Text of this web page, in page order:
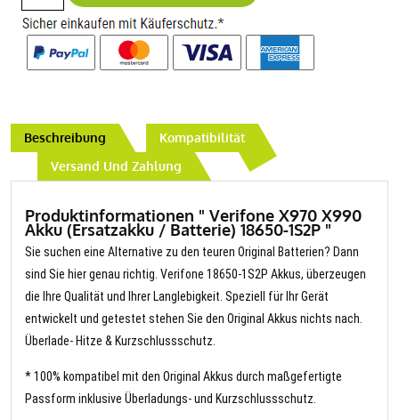
Beschreibung
Kompatibilität
Versand Und Zahlung
Produktinformationen " Verifone X970 X990
Akku (Ersatzakku / Batterie) 18650-1S2P "
Sie suchen eine Alternative zu den teuren Original Batterien? Dann
sind Sie hier genau richtig. Verifone 18650-1S2P Akkus, überzeugen
die Ihre Qualität und Ihrer Langlebigkeit. Speziell für Ihr Gerät
entwickelt und getestet stehen Sie den Original Akkus nichts nach.
Überlade- Hitze & Kurzschlussschutz.
* 100% kompatibel mit den Original Akkus durch maßgefertigte
Passform inklusive Überladungs- und Kurzschlussschutz.